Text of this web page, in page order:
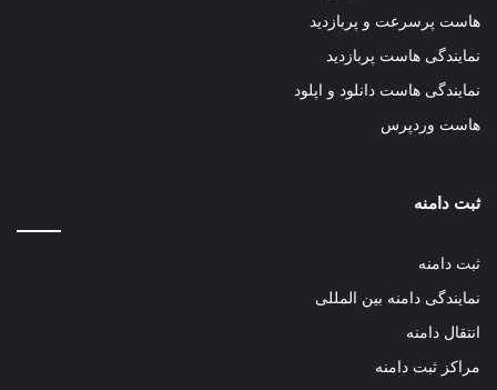
هاست پرسرعت و پربازدید
نمایندگی هاست پربازدید
نمایندگی هاست دانلود و اپلود
هاست وردپرس
ثبت دامنه
ثبت دامنه
نمایندگی دامنه بین المللی
انتقال دامنه
مراکز ثبت دامنه